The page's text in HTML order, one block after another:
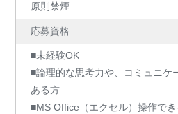
原則禁煙
応募資格
■未経験OK
■論理的な思考力や、コミュニケ
ある方
■MS Office（エクセル）操作で